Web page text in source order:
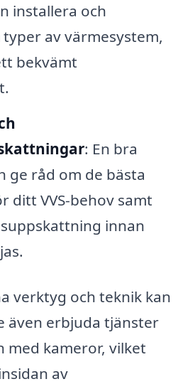
installera och
av värmesystem,
bekvämt
: En bra
ge råd om de bästa
ditt VVS-behov samt
innan
verktyg och teknik kan
även erbjuda tjänster
med kameror, vilket
av